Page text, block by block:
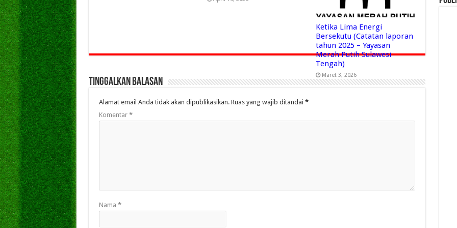
Ketika Lima Energi
Bersekutu (Catatan laporan
tahun 2025 – Yayasan
Merah Putih Sulawesi
Tengah)
Maret 3, 2026
Tinggalkan Balasan
Alamat email Anda tidak akan dipublikasikan. Ruas yang wajib ditandai *
Komentar *
Nama *